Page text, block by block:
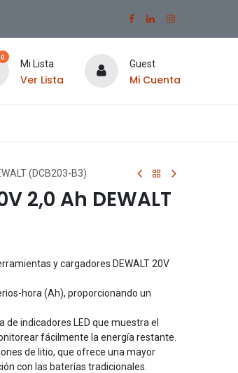
0
Mi Lista
Ver Lista
Guest
Mi Cuenta
(DCB203-B3)
2,0 Ah DEWALT
y cargadores DEWALT 20V
hora (Ah), proporcionando un
de indicadores LED que muestra el
fácilmente la energía restante.
de litio, que ofrece una mayor
con las baterías tradicionales.